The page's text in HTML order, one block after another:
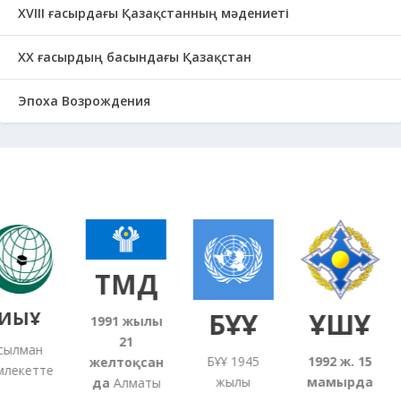
ХVІІІ ғасырдағы Қазақстанның мәдениеті
ХХ ғасырдың басындағы Қазақстан
Эпоха Возрождения
ТМД
1991жылғы
21
желтоқсан
даАлматы
БҰҰ
БҰҰ 1945
жылы
ҰҚШҰ
1992 ж. 15
мамырда